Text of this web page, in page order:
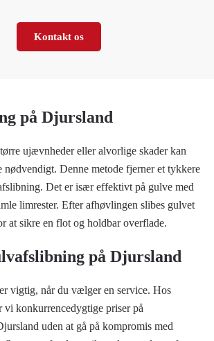
Kontakt os
på Djursland
ujævnheder eller alvorlige skader kan
nødvendigt. Denne metode fjerner et tykkere
Det er især effektivt på gulve med
limrester. Efter afhøvlingen slibes gulvet
at sikre en flot og holdbar overflade.
på Djursland
vigtig, når du vælger en service. Hos
konkurrencedygtige priser på
uden at gå på kompromis med